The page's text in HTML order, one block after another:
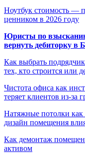
Ноутбук стоимость —
ценником в 2026 году
Юристы по
вернуть дебиторку в
Как выбрать
тех, кто строится или
Чистота офиса как
теряет клиентов из-за
Натяжные потолки как
дизайн помещения
Как демонтаж
активом